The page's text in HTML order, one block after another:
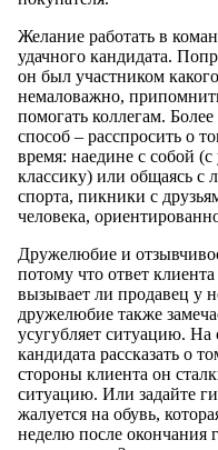
Желание работать в
удачного кандидата.
он был участником
немаловажно,
помогать коллегам.
способ – расспросить о
время: наедине с собой
классику) или общаясь с
спорта, пикники с
человека,
Дружелюбие и
потому что ответ
вызывает ли продавец у
дружелюбие также
усугубляет ситуацию. На
кандидата рассказать о
стороны клиента он
ситуацию. Или задайте
жалуется на обувь,
неделю после окончания